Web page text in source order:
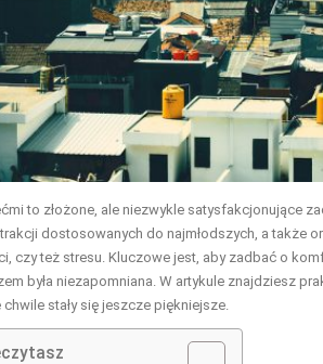
to złożone, ale niezwykle satysfakcjonujące
dostosowanych do najmłodszych, a także
czy też stresu. Kluczowe jest, aby zadbać o
była niezapomniana. W artykule znajdziesz
stały się jeszcze piękniejsze.